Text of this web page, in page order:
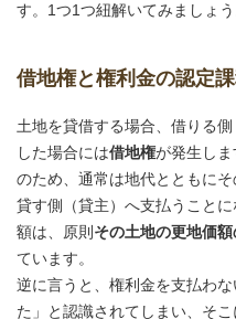
す。1つ1つ紐解いてみましょう
借地権と権利金の認定
土地を貸借する場合、借りる
した場合には借地権が発生しま
のため、通常は地代とともに
貸す側（貸主）へ支払うこと
額は、原則 その土地の更地価
ています。
逆に言うと、権利金を支払わ
た」と認識されてしまい、そ